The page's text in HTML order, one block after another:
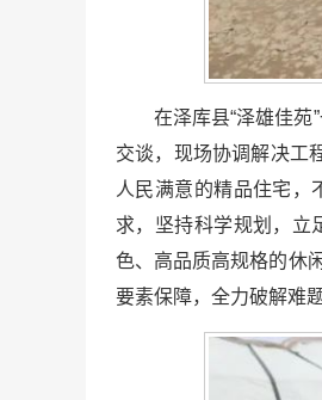
在泽库县“泽雄佳
交谈，现场协调解决工
人民满意的精品住宅，
求，坚持科学规划，立
色、高品质高规格的休
要素保障，全力破解难